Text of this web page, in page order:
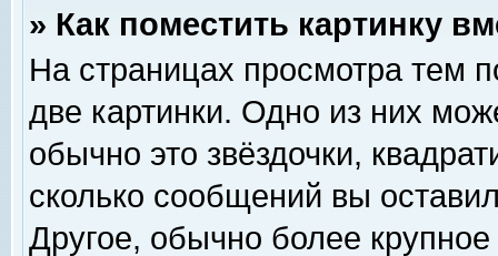
» Как поместить картинку
На страницах просмотра тем
две картинки. Одно из них
обычно это звёздочки,
сколько сообщений вы
Другое, обычно более